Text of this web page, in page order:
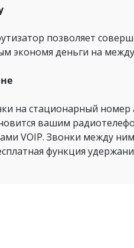
позволяет
экономя деньги на
на стационарный
вашим
VOIP. Звонки между
функция